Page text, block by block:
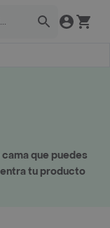
que puedes
tu producto